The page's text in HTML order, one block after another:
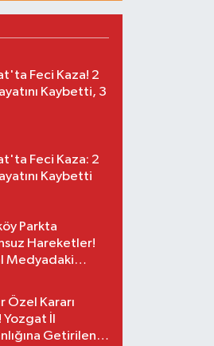
Feci Kaza! 2
Kaybetti, 3
Feci Kaza: 2
Kaybetti
Parkta
Hareketler!
Medyadaki
Özel Kararı
İl
Getirilen